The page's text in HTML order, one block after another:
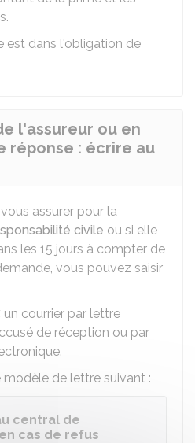
est dans l'obligation de
l'assureur ou en
réponse : écrire au
assurer pour la
civile ou si elle
les 15 jours à compter de
vous pouvez saisir
courrier par lettre
de réception ou par
de lettre suivant :
central de
cas de refus